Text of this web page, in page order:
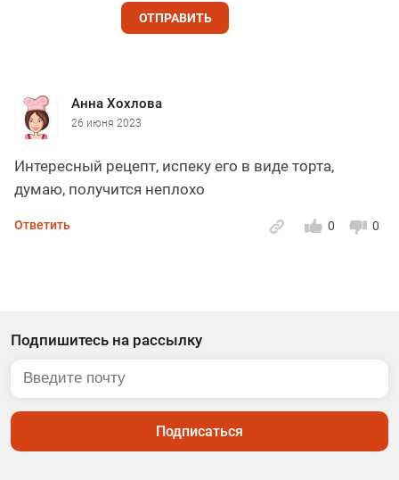
ОТПРАВИТЬ
Анна Хохлова
26 июня 2023
Интересный рецепт, испеку его в виде торта,
думаю, получится неплохо
0
0
Ответить
Подпишитесь на рассылку
Подписаться